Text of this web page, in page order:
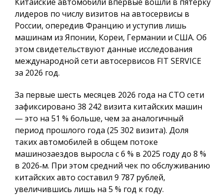
лидеров по числу визитов на автосервисы в
России, опередив Францию и уступив лишь
машинам из Японии, Кореи, Германии и США. Об
этом свидетельствуют данные исследования
международной сети автосервисов FIT SERVICE
за 2026 год.
За первые шесть месяцев 2026 года на СТО сети
зафиксировано 38 242 визита китайских машин
— это на 51 % больше, чем за аналогичный
период прошлого года (25 302 визита). Доля
таких автомобилей в общем потоке
машинозаездов выросла с 6 % в 2025 году до 8 %
в 2026‑м. При этом средний чек по обслуживанию
китайских авто составил 9 787 рублей,
увеличившись лишь на 5 % год к году.